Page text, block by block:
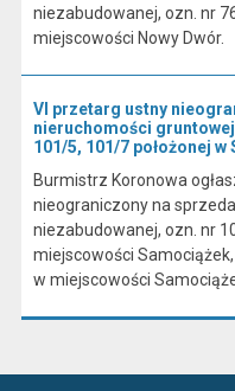
niezabudowanej, ozn. nr
miejscowości Nowy Dwór.
VI przetarg ustny
nieruchomości
101/5, 101/7 położonej w
Burmistrz Koronowa
nieograniczony na
niezabudowanej, ozn. nr
miejscowości
w miejscowości